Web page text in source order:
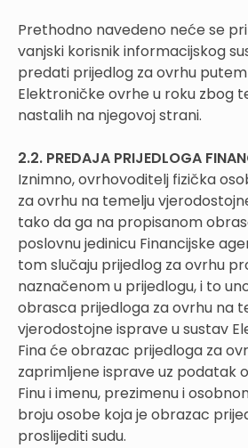
Prethodno navedeno neće se
vanjski korisnik informacijskog
predati prijedlog za ovrhu
Elektroničke ovrhe u roku zbog
nastalih na njegovoj strani.
2.2. PREDAJA PRIJEDLOGA
Iznimno, ovrhovoditelj fizička
za ovrhu na temelju
tako da ga na propisanom
poslovnu jedinicu Financijske
tom slučaju prijedlog za ovrhu
naznačenom u prijedlogu, i to
obrasca prijedloga za ovrhu na
vjerodostojne isprave u sustav
Fina će obrazac prijedloga za
zaprimljene isprave uz podatak
Finu i imenu, prezimenu i
broju osobe koja je obrazac
proslijediti sudu.